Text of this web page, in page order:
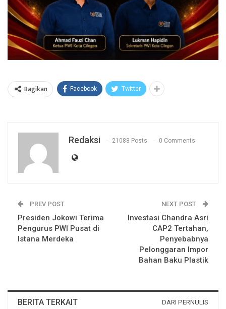
Bagikan Facebook Twitter
Redaksi 21088 Posts 0 Comments
PREV POST
Presiden Jokowi Terima
Pengurus PWI Pusat di
Istana Merdeka
NEXT POST
Investasi Chandra Asri
CAP2 Tertahan,
Penyebabnya
Pelonggaran Impor
Bahan Baku Plastik
BERITA TERKAIT DARI PERNULIS